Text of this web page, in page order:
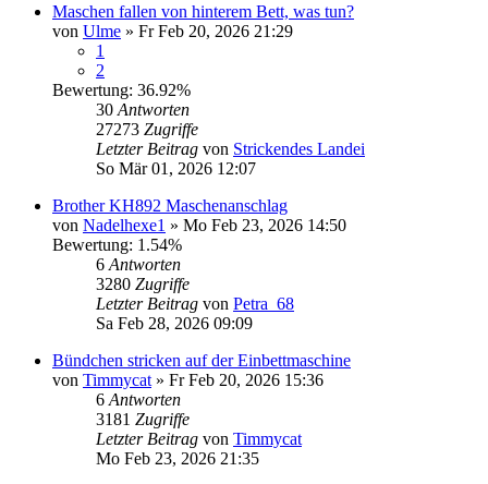
Maschen fallen von hinterem Bett, was tun?
von Ulme » Fr Feb 20, 2026 21:29
1
2
Bewertung: 36.92%
30 Antworten
27273 Zugriffe
Letzter Beitrag von Strickendes Landei
So Mär 01, 2026 12:07
Brother KH892 Maschenanschlag
von Nadelhexe1 » Mo Feb 23, 2026 14:50
Bewertung: 1.54%
6 Antworten
3280 Zugriffe
Letzter Beitrag von Petra_68
Sa Feb 28, 2026 09:09
Bündchen stricken auf der Einbettmaschine
von Timmycat » Fr Feb 20, 2026 15:36
6 Antworten
3181 Zugriffe
Letzter Beitrag von Timmycat
Mo Feb 23, 2026 21:35